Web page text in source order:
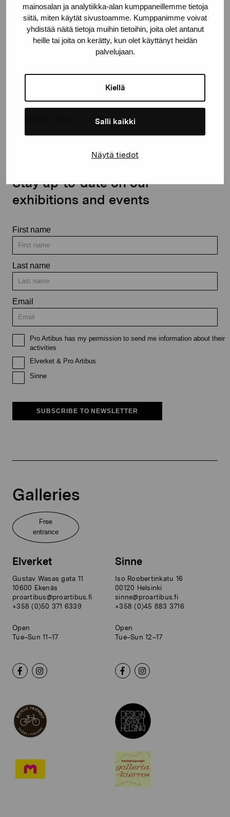
mainosalan ja analytiikka-alan kumppaneillemme tietoja
siitä, miten käytät sivustoamme. Kumppanimme voivat
yhdistää näitä tietoja muihin tietoihin, joita olet antanut
heille tai joita on kerätty, kun olet käyttänyt heidän
palvelujaan.
Kiellä
Salli kaikki
Näytä tiedot
Gustav Wasas gata 11
10600 Ekenäs
proartibus@proartibus.fi
Stay up-to-date on our
exhibitions and events
First name
Last name
Email
Pro Artibus has my permission to send me information about their
activities
Elverket & Pro Artibus
Sinne
SUBSCRIBE TO NEWSLETTER
Galleries
Free
entrance
Elverket
Gustav Wasas gata 11
10600 Ekenäs
proartibus@proartibus.fi
+358 (0)50 371 6339
Open
Tue–Sun 11–17
Sinne
Iso Roobertinkatu 16
00120 Helsinki
sinne@proartibus.fi
+358 (0)45 883 3716
Open
Tue–Sun 12–17